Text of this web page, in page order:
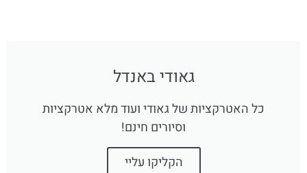
גאודי באנדל
כל האטרקציות של גאודי ועוד מלא אטרקציות
וסיורים חינם!
הקליקו עליי